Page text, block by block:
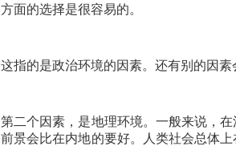
方面的选择是很容易的。
这指的是政治环境的因素。还有别的因
第二个因素，是地理环境。一般来说，
前景会比在内地的要好。人类社会总体